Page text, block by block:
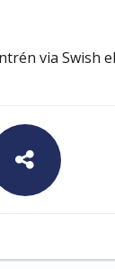
via Swish